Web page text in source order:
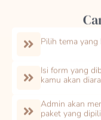
Pilih tema yang
Isi form yang
kamu akan
Admin akan
paket yang